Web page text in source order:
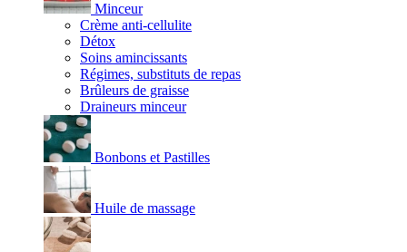
Minceur
Crème anti-cellulite
Détox
Soins amincissants
Régimes, substituts de repas
Brûleurs de graisse
Draineurs minceur
Bonbons et Pastilles
Huile de massage